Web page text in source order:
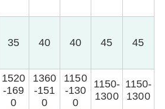
35 40 40 45 45
1520
-169
0
1360
-151
0
1150
-130
0
1150-
1300
1150-
1300